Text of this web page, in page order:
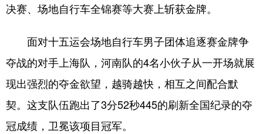
决赛、场地自行车全锦赛等大赛上斩获金牌。
面对十五运会场地自行车男子团体追逐赛金牌争
夺战的对手上海队，河南队的4名小伙子从一开场就展
现出强烈的夺金欲望，越骑越快，相互之间配合默
契。这支队伍跑出了3分52秒445的刷新全国纪录的夺
冠成绩，卫冕该项目冠军。